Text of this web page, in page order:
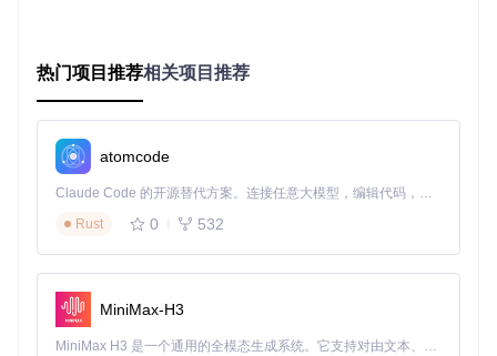
展开查看核心代码
针对特定市场数据，如何优化模型参数以获得最佳预测效果？
Kronos提供了灵活的配置接口，允许用户根据资产特性调整时
间窗口大小、注意力权重和学习率等关键参数。通过finetune_
csv模块，可实现对特定格式数据的高效训练：
展开查看微调代码
Q1: 模型预测结果波动较大如何处理？
A1: 尝试增加历史数据窗口或调整正则化参数，通常将window
_size从64增加到128可显著提升稳定性。
热门项目推荐相关项目推荐
atomcode
Claude Code 的开源替代方案。连接任意大模型，编辑代码，运行命令，自动验证 — 全自动执行。用 Rust 构建，极致性能。 ｜ An open-source alternative to Claude Code. Connect any LLM, edit code, run commands, and verify changes — autonomously. Built in Rust for speed. Get Started
Rust
0 532
MiniMax-H3
MiniMax H3 是一个通用的全模态生成系统。它支持对由文本、图像、视频和音频组成的多模态上下文进行统一理解，并能生成分辨率高达 2K、时长可达 15 秒的带原生立体声音频的视频。得益于面向任务泛化的系统设计，H3 在预训练阶段就已具备广泛的多模态上下文理解与生成能力，能够出色地执行复杂的多模态指令。